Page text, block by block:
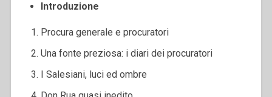
Introduzione
Procura generale e procuratori
Una fonte preziosa: i diari dei procuratori
I Salesiani, luci ed ombre